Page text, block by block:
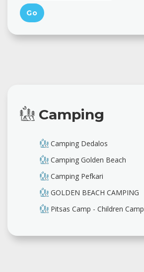
Camping
Camping Dedalos
Camping Golden Beach
Camping Pefkari
GOLDEN BEACH CAMPING
Pitsas Camp - Children Camp